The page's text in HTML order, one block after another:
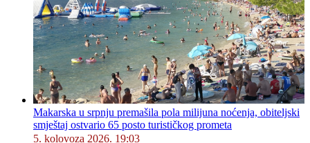
Makarska u srpnju premašila pola milijuna noćenja, obiteljski
smještaj ostvario 65 posto turističkog prometa
5. kolovoza 2026. 19:03